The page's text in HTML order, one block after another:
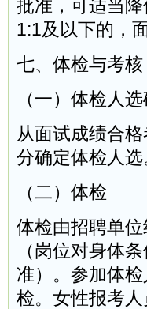
批准，可适当
1:1及以下的，
七、体检与考核
（一）体检人
从面试成绩合
分确定体检人选
（二）体检
体检由招聘单
（岗位对身体
准）。参加体
检。女性报考